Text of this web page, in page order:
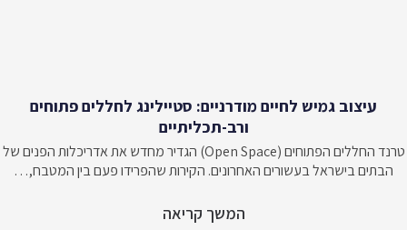
עיצוב גמיש לחיים מודרניים: סטיילינג לחללים פתוחים
ורב-תכליתיים
טרנד החללים הפתוחים (Open Space) הגדיר מחדש את אדריכלות הפנים של
הבתים בישראל בעשורים האחרונים. הקירות שהפרידו פעם בין המטבח,…
המשך קריאה